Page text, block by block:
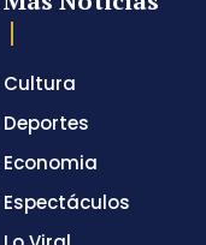
Cultura
Deportes
Economia
Espectáculos